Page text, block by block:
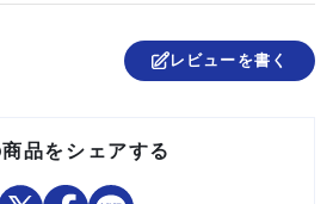
レビューを書く
品をシェアする